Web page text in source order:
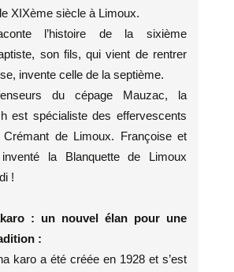
XIXème siècle à Limoux.
l’histoire de la sixième
son fils, qui vient de rentrer
invente celle de la septième.
du cépage Mauzac, la
est spécialiste des effervescents
Crémant de Limoux. Françoise et
la Blanquette de Limoux
!
: un nouvel élan pour une
:
karo a été créée en 1928 et s’est